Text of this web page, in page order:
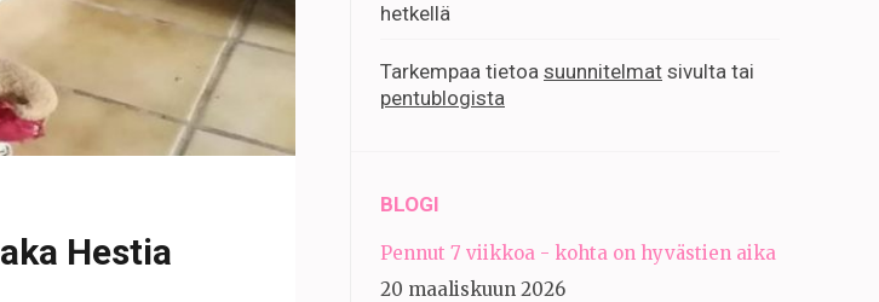
Hestia
hetkellä
Tarkempaa tietoa suunnitelmat sivulta tai
pentublogista
BLOGI
Pennut 7 viikkoa - kohta on hyvästien aika
20 maaliskuun 2026